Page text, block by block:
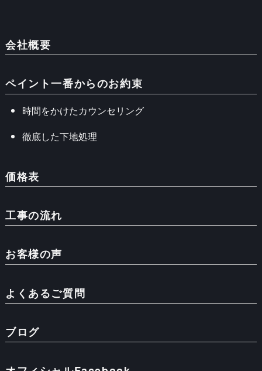
会社概要
ペイント一番からのお約束
時間をかけたカウンセリング
徹底した下地処理
価格表
工事の流れ
お客様の声
よくあるご質問
ブログ